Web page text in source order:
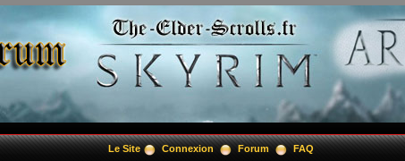
Le Site Connexion Forum FAQ